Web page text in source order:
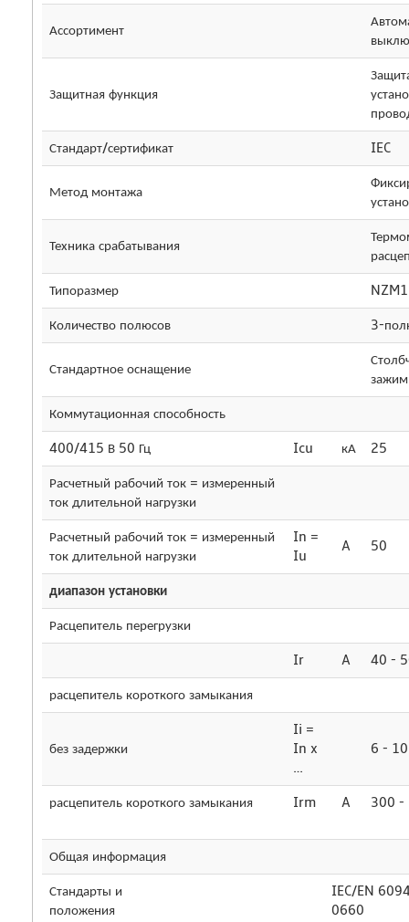
Ассортимент
Защитная функция
Стандарт/сертификат IEC
Метод монтажа
Техника срабатывания
Типоразмер NZM1
Количество полюсов 3-
Стандартное оснащение
зажим
Коммутационная способность
400/415 В 50 Гц Icu кА 25
Расчетный рабочий ток = измеренный
ток длительной нагрузки
Расчетный рабочий ток = измеренный
ток длительной нагрузки
In =
Iu
A 50
диапазон установки
Расцепитель перегрузки
Ir A 40 -
расцепитель короткого замыкания
без задержки
Ii =
In x
…
6 - 10
расцепитель короткого замыкания Irm A 300 -
Общая информация
Стандарты и
положения
IEC/EN
0660